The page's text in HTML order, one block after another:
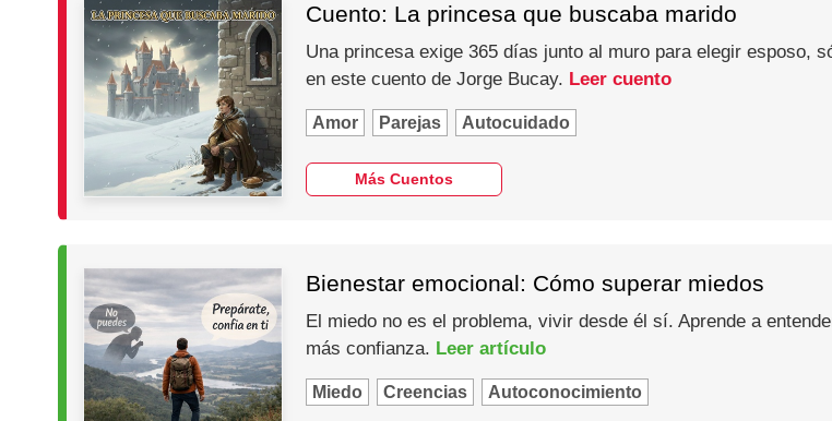
Cuento: La princesa que buscaba marido
Una princesa exige 365 días junto al muro para elegir esposo,
en este cuento de Jorge Bucay. Leer cuento
Amor Parejas Autocuidado
Más Cuentos
Bienestar emocional: Cómo superar miedos
El miedo no es el problema, vivir desde él sí. Aprende a
más confianza. Leer artículo
Miedo Creencias Autoconocimiento